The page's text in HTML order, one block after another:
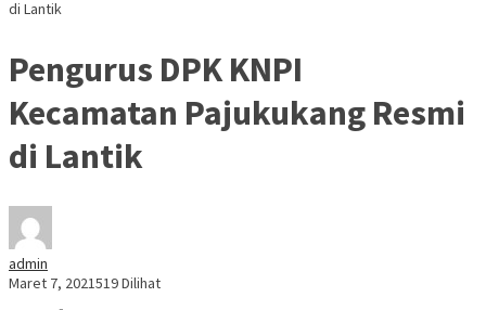
di Lantik
Pengurus DPK KNPI
Kecamatan Pajukukang Resmi
di Lantik
admin
Maret 7, 2021519 Dilihat